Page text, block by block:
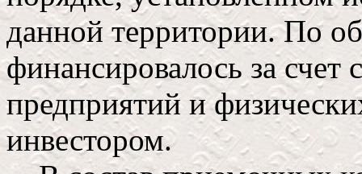
данной территории. По
финансировалось за счет
предприятий и
инвестором.